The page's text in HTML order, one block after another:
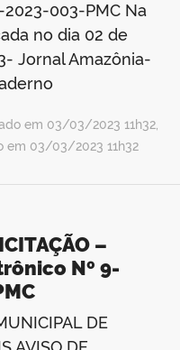
2023-003-PMC Na
no dia 02 de
Jornal Amazônia-
em 03/03/2023 11h32,
em 03/03/2023 11h32
–
Nº 9-
DE